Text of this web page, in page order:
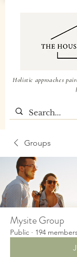
Holistic approaches
Groups
Mysite Group
Public · 194